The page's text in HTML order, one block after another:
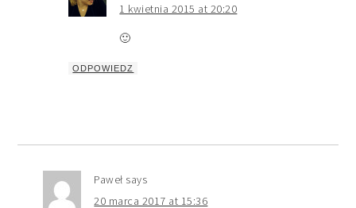
1 kwietnia 2015 at 20:20
🙂
ODPOWIEDZ
Paweł says
20 marca 2017 at 15:36